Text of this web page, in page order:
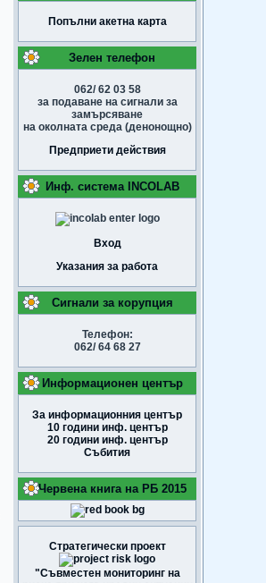
Попълни акетна карта
Зелен телефон
062/ 62 03 58
за подаване на сигнали за
замърсяване
на околната среда (денонощно)
Предприети действия
Инф. система INCOLAB
Вход
Указания за работа
Сигнали за корупция
Телефон:
062/ 64 68 27
Информационен център
За информационния център
10 години инф. център
20 години инф. център
Събития
Червена книга на РБ 2015
Стратегически проект
"Съвместен мониторинг на